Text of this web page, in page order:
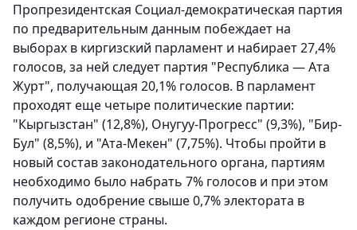
Пропрезидентская Социал-демократическая партия
по предварительным данным побеждает на
выборах в киргизский парламент и набирает 27,4%
голосов, за ней следует партия "Республика — Ата
Журт", получающая 20,1% голосов. В парламент
проходят еще четыре политические партии:
"Кыргызстан" (12,8%), Онугуу-Прогресс" (9,3%), "Бир-
Бул" (8,5%), и "Ата-Мекен" (7,75%). Чтобы пройти в
новый состав законодательного органа, партиям
необходимо было набрать 7% голосов и при этом
получить одобрение свыше 0,7% электората в
каждом регионе страны.